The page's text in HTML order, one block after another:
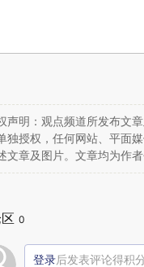
声明：观点频道所发布文
独授权，任何网站、平面
文章及图片。文章均为作
0
登录后发表评论得积